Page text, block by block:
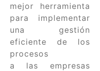
mejor herramienta
para implementar
una gestión
eficiente de los
procesos
a las empresas